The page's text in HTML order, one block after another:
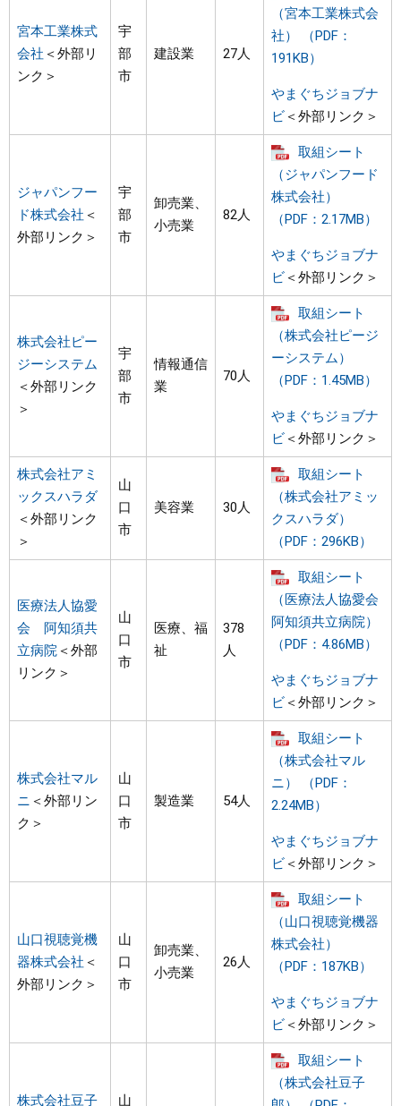
宮本工業株式
会社 ＜外部リ
ンク＞
宇
部
市
建設業 27人
（宮本工業株式会
社） （PDF：
191KB）
やまぐちジョブナ
ビ＜外部リンク＞
ジャパンフー
ド株式会社 ＜
外部リンク＞
宇
部
市
卸売業、
小売業
82人
取組シート
（ジャパンフード
株式会社）
（PDF：2.17MB）
やまぐちジョブナ
ビ＜外部リンク＞
株式会社ピー
ジーシステム
＜外部リンク
＞
宇
部
市
情報通信
業
70人
取組シート
（株式会社ピージ
ーシステム）
（PDF：1.45MB）
やまぐちジョブナ
ビ＜外部リンク＞
株式会社アミ
ックスハラダ
＜外部リンク
＞
山
口
市
美容業 30人
取組シート
（株式会社アミッ
クスハラダ）
（PDF：296KB）
医療法人協愛
会 阿知須共
立病院＜外部
リンク＞
山
口
市
医療、福
祉
378
人
取組シート
（医療法人協愛会
阿知須共立病院）
（PDF：4.86MB）
やまぐちジョブナ
ビ＜外部リンク＞
株式会社マル
ニ ＜外部リン
ク＞
山
口
市
製造業 54人
取組シート
（株式会社マル
ニ） （PDF：
2.24MB）
やまぐちジョブナ
ビ＜外部リンク＞
山口視聴覚機
器株式会社 ＜
外部リンク＞
山
口
市
卸売業、
小売業
26人
取組シート
（山口視聴覚機器
株式会社）
（PDF：187KB）
やまぐちジョブナ
ビ＜外部リンク＞
株式会社豆子 山
取組シート
（株式会社豆子